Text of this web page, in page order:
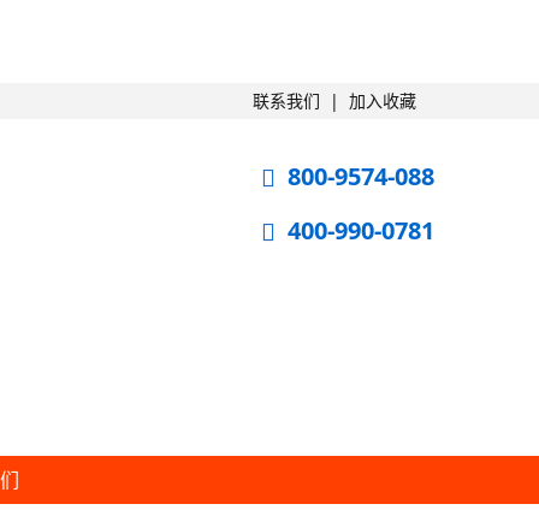
联系我们 | 加入收藏
800-9574-088
400-990-0781